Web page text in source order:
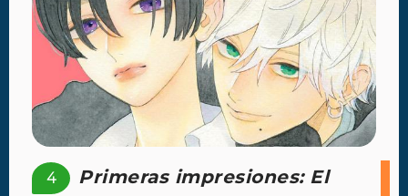
4
Primeras impresiones: El